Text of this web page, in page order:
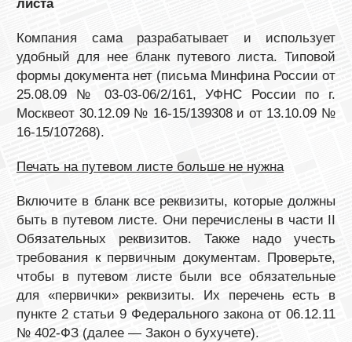
листа
Компания сама разрабатывает и использует
удобный для нее бланк путевого листа. Типовой
формы документа нет (письма Минфина России от
25.08.09 № 03-03-06/2/161, УФНС России по г.
Москвеот 30.12.09 № 16-15/139308 и от 13.10.09 №
16-15/107268).
Печать на путевом листе больше не нужна
Включите в бланк все реквизиты, которые должны
быть в путевом листе. Они перечислены в части II
Обязательных реквизитов. Также надо учесть
требования к первичным документам. Проверьте,
чтобы в путевом листе были все обязательные
для «первички» реквизиты. Их перечень есть в
пункте 2 статьи 9 Федерального закона от 06.12.11
№ 402-ФЗ (далее — Закон о бухучете).